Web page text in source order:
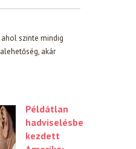
szinte mindig
akár
Példátlan
hadviselésbe
kezdett